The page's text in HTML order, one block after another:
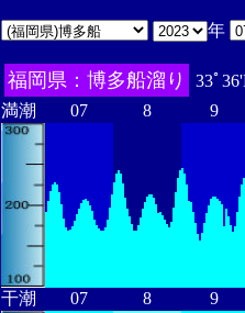
年
福岡県：博多船溜り
33ﾟ
満潮
07 8 9
干潮 07 8 9